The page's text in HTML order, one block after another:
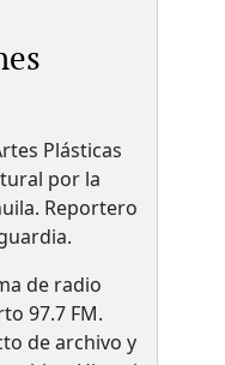
Plásticas
por la
Reportero
de radio
97.7 FM.
de archivo y